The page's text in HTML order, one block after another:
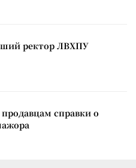
ректор ЛВХПУ
справки о